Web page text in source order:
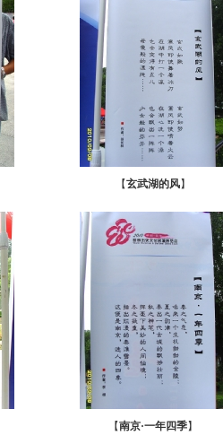
【玄武湖的风】
【南京·一年四季】